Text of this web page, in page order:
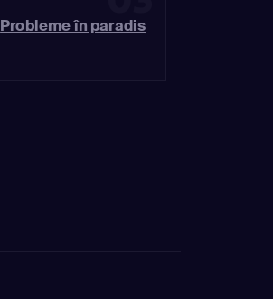
Probleme în paradis